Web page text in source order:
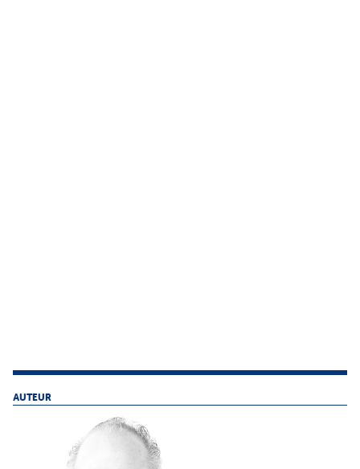
AUTEUR